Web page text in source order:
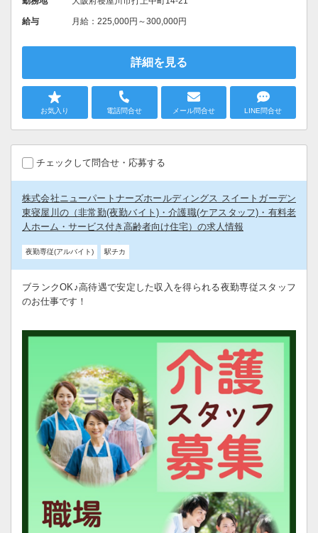
給与 月給：225,000円～300,000円
詳細を見る
お気入り 電話問合せ メール問合せ LINE問合せ
チェックして問合せ・応募する
株式会社ニューパートナーズホールディングス スイートガーデン
東寝屋川の（非常勤(夜勤バイト)・介護職(ケアスタッフ)・有料老
人ホーム・サービス付き高齢者向け住宅）の求人情報
夜勤専従(アルバイト) 駅チカ
ブランクOK♪高待遇で安定した収入を得られる夜勤専従スタッフ
のお仕事です！